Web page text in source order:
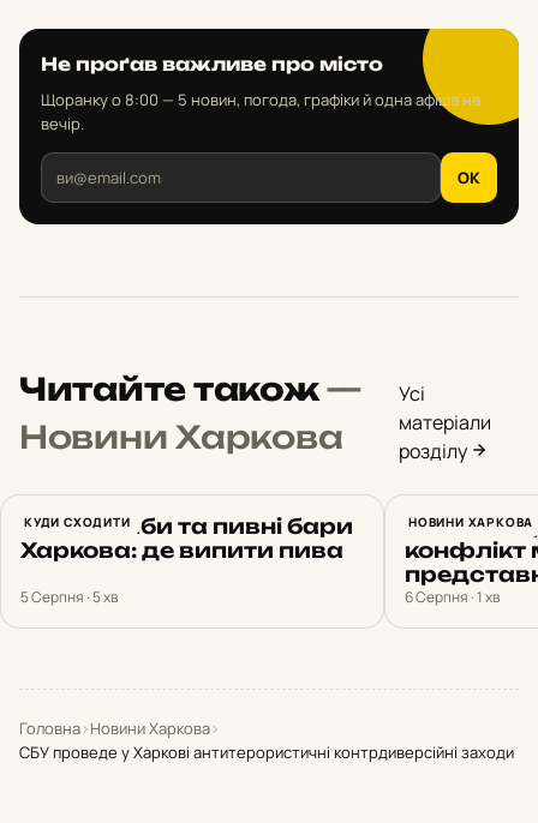
Не проґав важливе про місто
Щоранку о 8:00 — 5 новин, погода, графіки й одна афіша на
вечір.
OK
Читайте також—
Новини Харкова
Усі
матеріали
розділу
КУДИ СХОДИТИ
Топові паби та пивні бари
Харкова: де випити пива
5 Серпня · 5 хв
НОВИНИ ХАРКОВА
У
конфлікт
6 Серпня · 1 хв
Головна›Новини Харкова›
СБУ проведе у Харкові антитерористичні контрдиверсійні заходи